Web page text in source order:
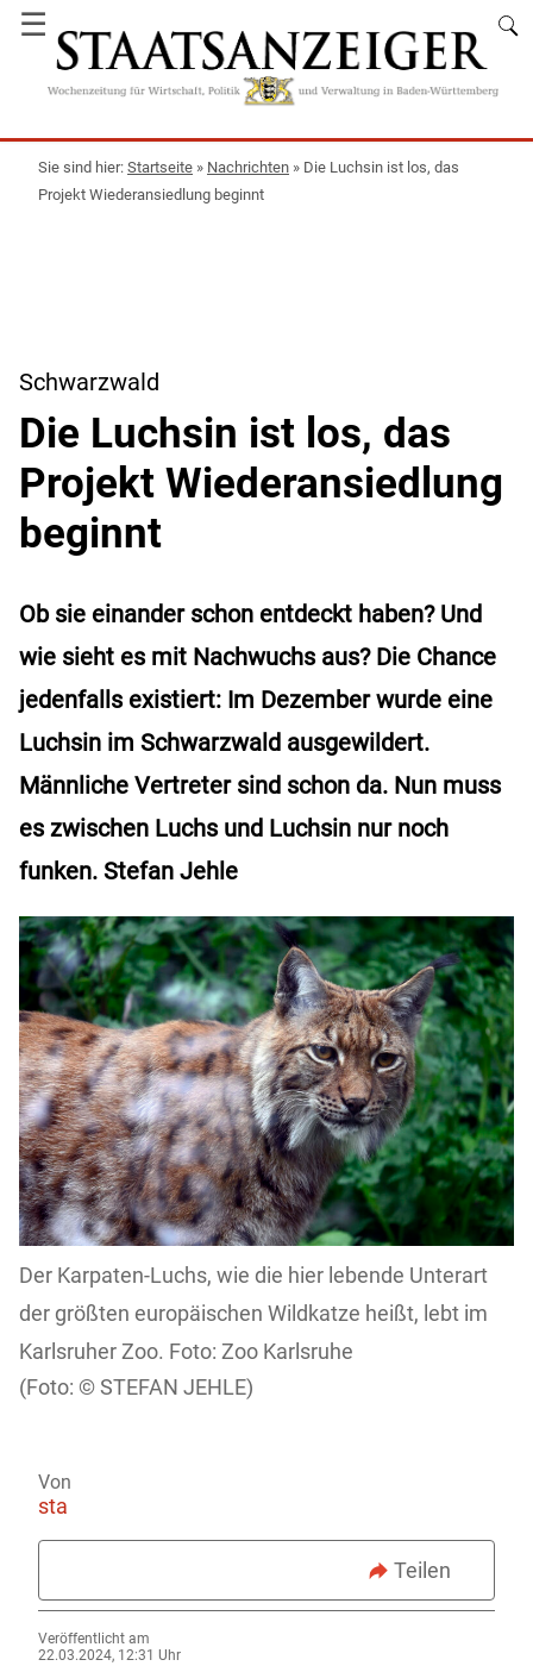
☰
Startseite » Nachrichten » Die Luchsin ist los, das
Projekt Wiederansiedlung beginnt
Schwarzwald
Die Luchsin ist los, das
Projekt Wiederansiedlung
beginnt
Ob sie einander schon entdeckt haben? Und
wie sieht es mit Nachwuchs aus? Die Chance
jedenfalls existiert: Im Dezember wurde eine
Luchsin im Schwarzwald ausgewildert.
Männliche Vertreter sind schon da. Nun muss
es zwischen Luchs und Luchsin nur noch
funken. Stefan Jehle
Der Karpaten-Luchs, wie die hier lebende Unterart
der größten europäischen Wildkatze heißt, lebt im
Karlsruher Zoo. Foto: Zoo Karlsruhe
STEFAN JEHLE)
Von
sta
Teilen
Veröffentlicht am
22.03.2024, 12:31 Uhr